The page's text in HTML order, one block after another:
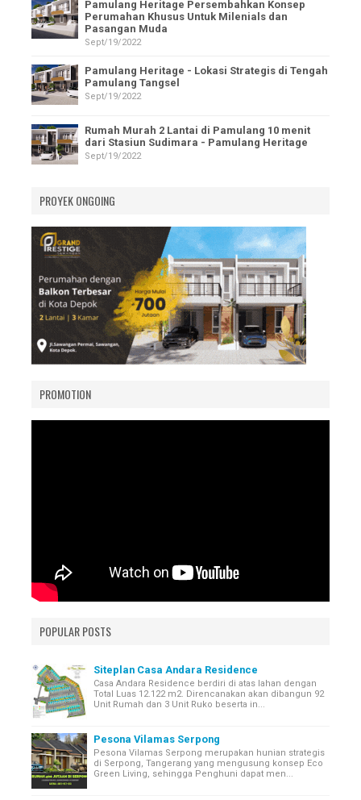
Pamulang Heritage Persembahkan Konsep
Perumahan Khusus Untuk Milenials dan
Pasangan Muda
Sept/19/2022
Pamulang Heritage - Lokasi Strategis di Tengah
Pamulang Tangsel
Sept/19/2022
Rumah Murah 2 Lantai di Pamulang 10 menit
dari Stasiun Sudimara - Pamulang Heritage
Sept/19/2022
PROYEK ONGOING
PROMOTION
POPULAR POSTS
Siteplan Casa Andara Residence
Casa Andara Residence berdiri di atas lahan dengan
Total Luas 12.122 m2. Direncanakan akan dibangun 92
Unit Rumah dan 3 Unit Ruko beserta in...
Pesona Vilamas Serpong
Pesona Vilamas Serpong merupakan hunian strategis
di Serpong, Tangerang yang mengusung konsep Eco
Green Living, sehingga Penghuni dapat men...